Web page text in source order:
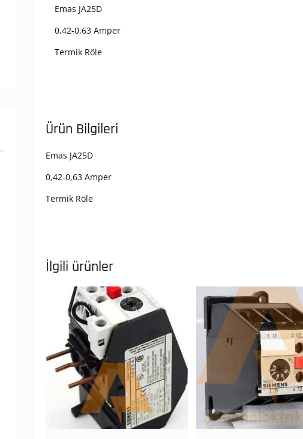
Emas JA25D
0,42-0,63 Amper
Termik Röle
Ürün Bilgileri
Emas JA25D
0,42-0,63 Amper
Termik Röle
İlgili ürünler